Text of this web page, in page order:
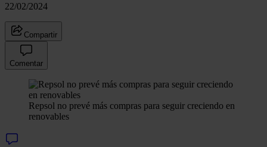
22/02/2024
Compartir
Comentar
Repsol no prevé más compras para seguir creciendo en
renovables